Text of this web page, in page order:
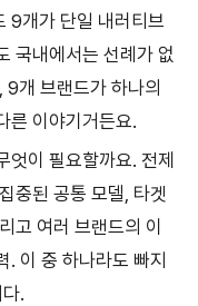
9개가 단일 내러티브
국내에서는 선례가 없
9개 브랜드가 하나의
른 이야기거든요.
엇이 필요할까요. 전제
중된 공통 모델, 타겟
고 여러 브랜드의 이
. 이 중 하나라도 빠지
.